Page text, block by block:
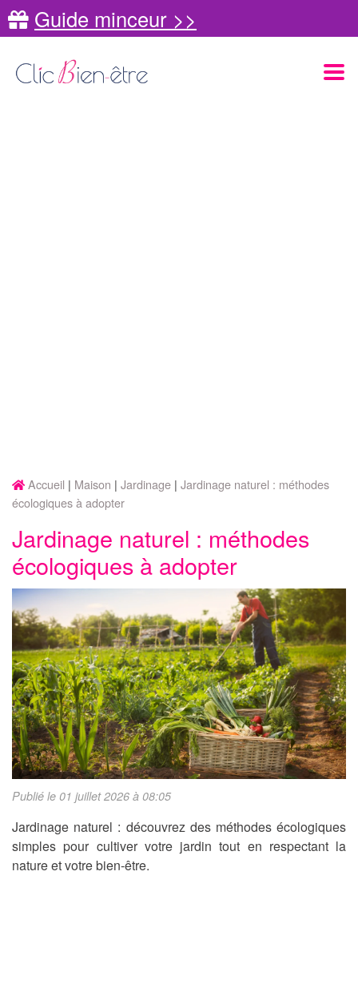
Guide minceur >>
Accueil Maison Jardinage Jardinage naturel : méthodes
écologiques à adopter
Jardinage naturel : méthodes
écologiques à adopter
Publié le 01 juillet 2026 à 08:05
Jardinage naturel : découvrez des méthodes écologiques
simples pour cultiver votre jardin tout en respectant la
nature et votre bien-être.